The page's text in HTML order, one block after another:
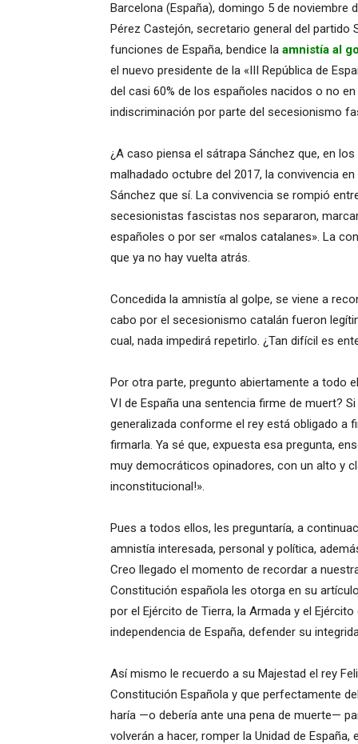
Barcelona (España), domingo 5 de noviembre
Pérez Castejón, secretario general del partido
funciones de España, bendice la amnistía al
el nuevo presidente de la «III República de
del casi 60% de los españoles nacidos o no
indiscriminación por parte del secesionismo
¿A caso piensa el sátrapa Sánchez que, en
malhadado octubre del 2017, la convivencia
Sánchez que sí. La convivencia se rompió
secesionistas fascistas nos separaron,
españoles o por ser «malos catalanes». La
que ya no hay vuelta atrás.
Concedida la amnistía al golpe, se viene a
cabo por el secesionismo catalán fueron
cual, nada impedirá repetirlo. ¿Tan difícil es
Por otra parte, pregunto abiertamente a todo
VI de España una sentencia firme de muert?
generalizada conforme el rey está obligado a
firmarla. Ya sé que, expuesta esa pregunta,
muy democráticos opinadores, con un alto y
inconstitucional!».
Pues a todos ellos, les preguntaría, a
amnistía interesada, personal y política,
Creo llegado el momento de recordar a
Constitución española les otorga en su
por el Ejército de Tierra, la Armada y el
independencia de España, defender su
Así mismo le recuerdo a su Majestad el rey
Constitución Española y que perfectamente
haría —o debería ante una pena de muerte—
volverán a hacer, romper la Unidad de